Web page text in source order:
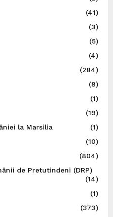
(41)
(3)
(5)
(4)
(284)
(8)
(1)
(19)
la Marsilia
(1)
(10)
(804)
de Pretutindeni (DRP)
(14)
(1)
(373)